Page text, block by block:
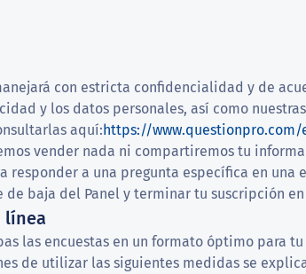
con estricta confidencialidad y de
y los datos personales, así como
aquí:https://
vender nada ni compartiremos tu
responder a una pregunta específica en
baja del Panel y terminar tu suscripción
línea
las encuestas en un formato óptimo para
de utilizar las siguientes medidas se